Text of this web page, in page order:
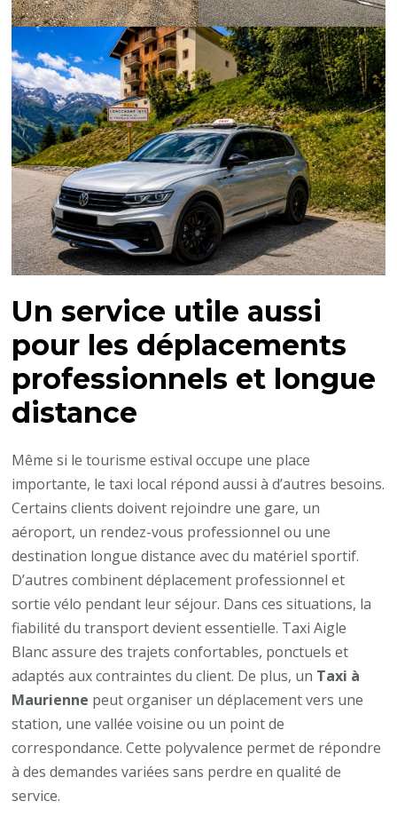
Un service utile aussi
pour les déplacements
professionnels et longue
distance
Même si le tourisme estival occupe une place
importante, le taxi local répond aussi à d’autres besoins.
Certains clients doivent rejoindre une gare, un
aéroport, un rendez-vous professionnel ou une
destination longue distance avec du matériel sportif.
D’autres combinent déplacement professionnel et
sortie vélo pendant leur séjour. Dans ces situations, la
fiabilité du transport devient essentielle. Taxi Aigle
Blanc assure des trajets confortables, ponctuels et
adaptés aux contraintes du client. De plus, un Taxi à
Maurienne peut organiser un déplacement vers une
station, une vallée voisine ou un point de
correspondance. Cette polyvalence permet de répondre
à des demandes variées sans perdre en qualité de
service.